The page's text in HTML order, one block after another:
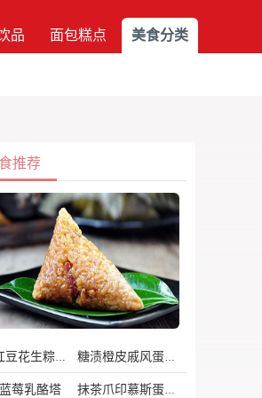
品 面包糕点 美食分类
推荐
蜜枣红豆花生粽子 糖渍橙皮戚风蛋糕
莓乳酪塔 抹茶爪印慕斯蛋糕